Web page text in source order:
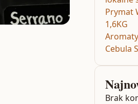
Prymat
1,6KG
Cebula
Brak